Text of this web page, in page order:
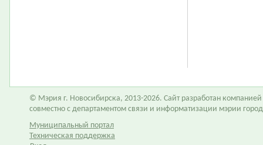
© Мэрия г. Новосибирска, 2013-2026. Сайт разработан компанией
совместно с департаментом связи и информатизации мэрии
Муниципальный портал
Техническая поддержка